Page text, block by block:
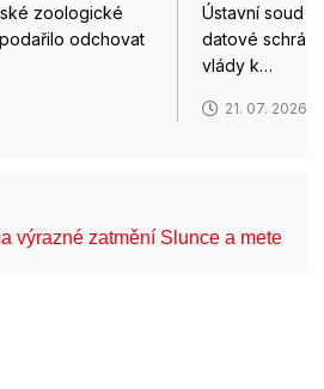
zoologické
odchovat
Ústavní soud
datové
vlády k…
21. 07. 2026
výrazné zatmění Slunce a mete…